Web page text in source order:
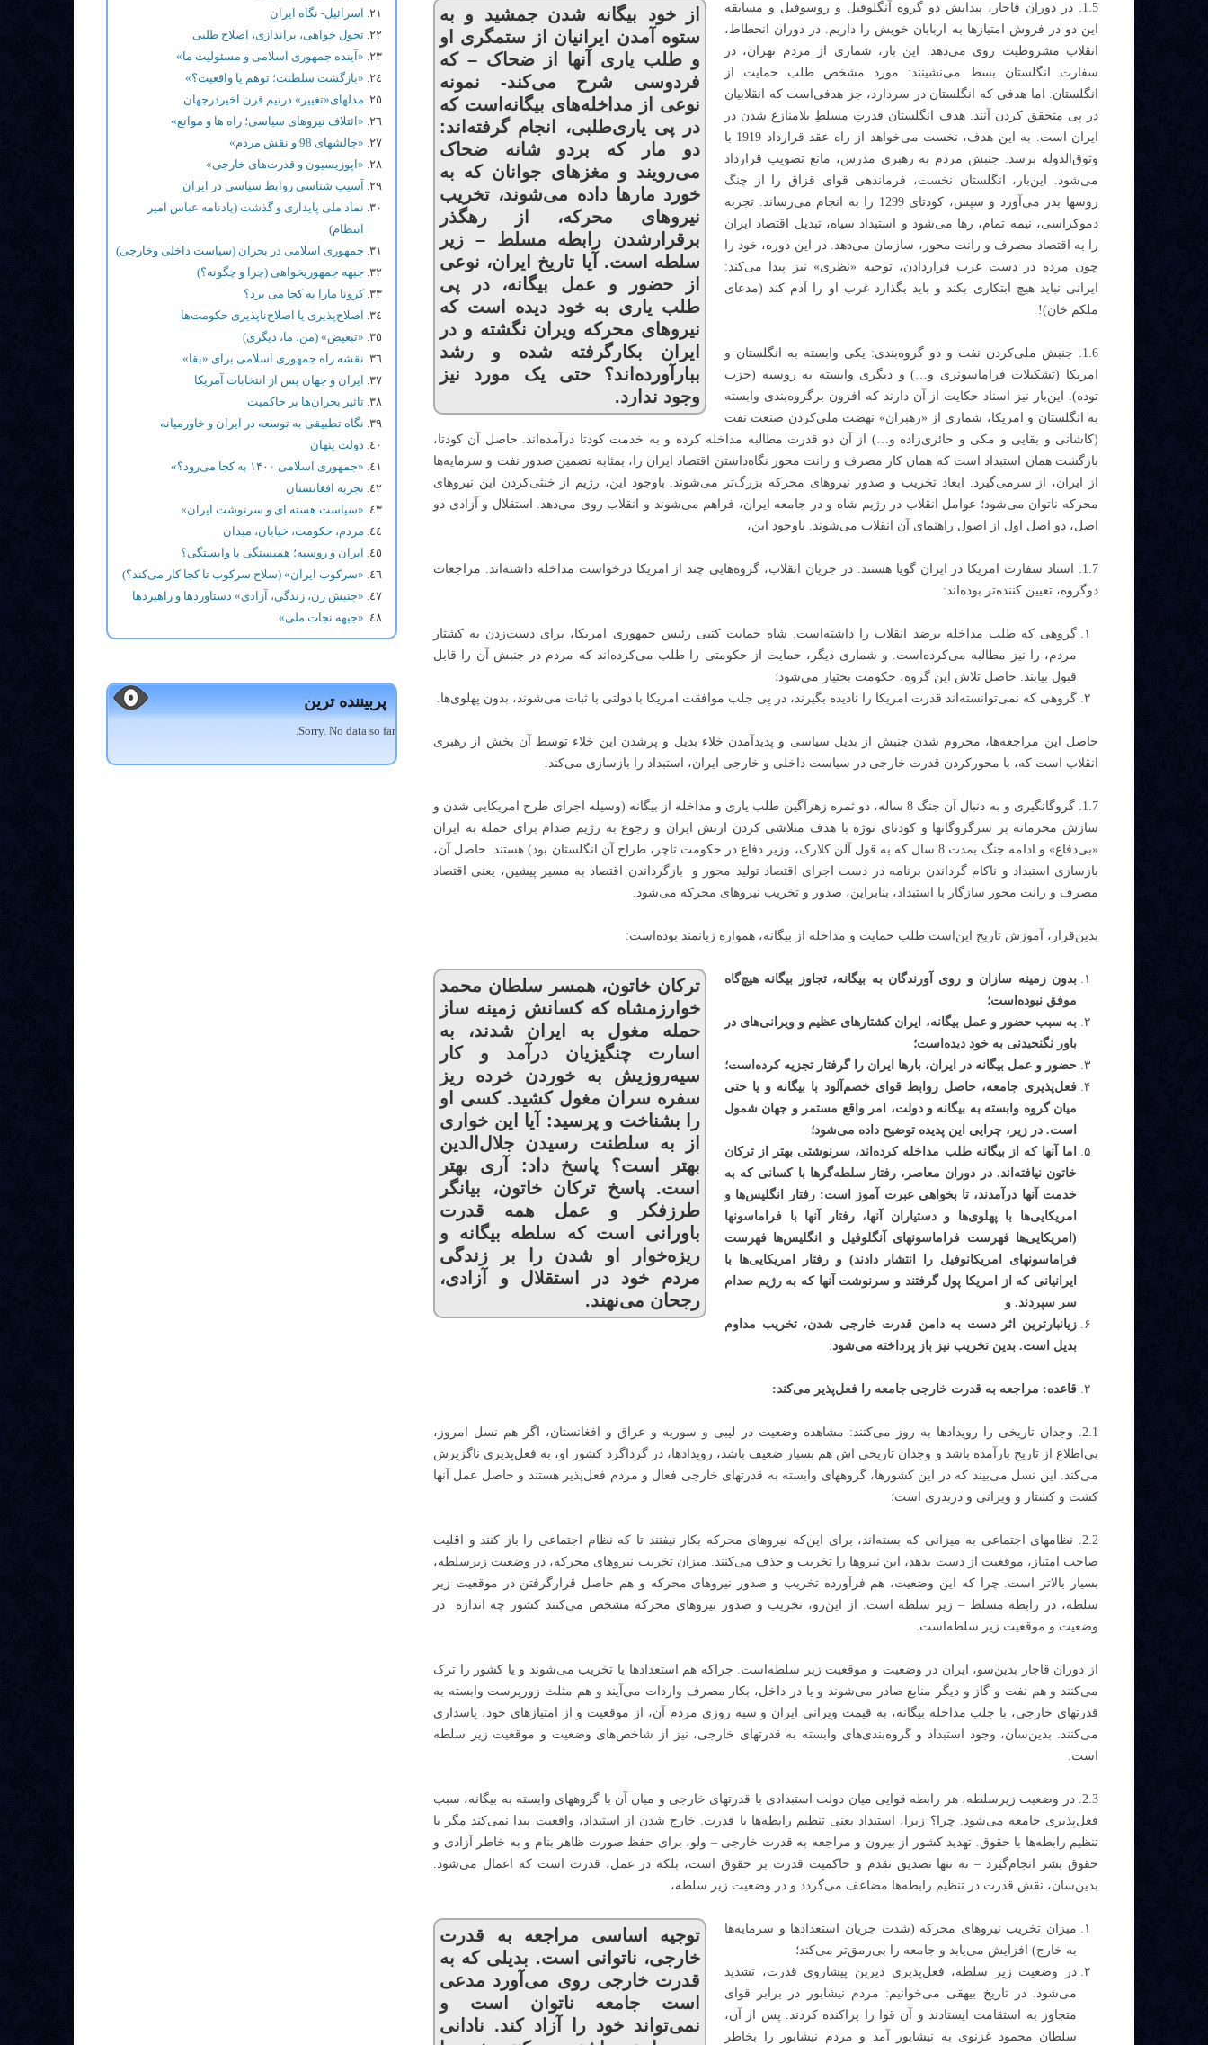
از خود بیگانه شدن جمشید و به
ستوه آمدن ایرانیان از ستمگری او
و طلب یاری آنها از ضحاک – که
فردوسی شرح می‌کند- نمونه
نوعی از مداخله‌های بیگانه‌است که
در پی یاری‌طلبی، انجام گرفته‌اند:
دو مار که بردو شانه ضحاک
می‌رویند و مغزهای جوانان که به
خورد مارها داده می‌شوند، تخریب
نیروهای محرکه، از رهگذر
برقرارشدن رابطه مسلط – زیر
سلطه است. آیا تاریخ ایران، نوعی
از حضور و عمل بیگانه، در پی
طلب یاری به خود دیده‌ است که
نیروهای محرکه ویران نگشته و در
ایران بکارگرفته شده و رشد
ببارآورده‌اند؟ حتی یک مورد نیز
وجود ندارد.
1.5. در دوران قاجار، پیدایش دو گروه آنگلوفیل و روسوفیل و مسابقه
این دو در فروش امتیازها به اربابان خویش را داریم. در دوران انحطاط،
انقلاب مشروطیت روی می‌دهد. این بار، شماری از مردم تهران، در
سفارت انگلستان بسط می‌نشینند: مورد مشخص طلب حمایت از
انگلستان. اما هدفی که انگلستان در سردارد، جز هدفی‌است که انقلابیان
در پی متحقق کردن آنند. هدف انگلستان قدرتِ مسلطِ بلامنازع شدن در
ایران است. به این هدف، نخست می‌خواهد از راه عقد قرارداد 1919 با
وثوق‌الدوله برسد. جنبش مردم به رهبری مدرس، مانع تصویب قرارداد
می‌شود. این‌بار، انگلستان نخست، فرماندهی قوای قزاق را از چنگ
روسها بدر می‌‎آورد و سپس، کودتای 1299 را به انجام می‌رساند. تجربه
دموکراسی، نیمه تمام، رها می‌شود و استبداد سیاه، تبدیل اقتصاد ایران
را به اقتصاد مصرف و رانت محور، سازمان می‌دهد. در این دوره، خود را
چون مرده در دست غرب قراردادن، توجیه «نظری» نیز پیدا می‌کند:
ایرانی نباید هیچ ابتکاری بکند و باید بگذارد غرب او را آدم کند (مدعای
ملکم خان)!
1.6. جنبش ملی‌کردن نفت و دو گروه‌بندی: یکی وابسته به انگلستان و
امریکا (تشکیلات فراماسونری و…) و دیگری وابسته به روسیه (حزب
توده). این‌بار نیز اسناد حکایت از آن دارند که افزون برگروه‌بندی وابسته
به انگلستان و امریکا، شماری از «رهبران» نهضت ملی‌کردن صنعت نفت
(کاشانی و بقایی و مکی و حائری‌زاده و…) از آن دو قدرت مطالبه مداخله کرده و به خدمت کودتا درآمده‌اند. حاصل آن کودتا،
بازگشت همان استبداد است که همان کار مصرف و رانت محور نگاه‌داشتن اقتصاد ایران را، بمثابه تضمین صدور نفت و سرمایه‌ها
از ایران، از سرمی‌گیرد. ابعاد تخریب و صدور نیروهای محرکه بزرگ‌تر می‌شوند. باوجود این، رﮊیم از خنثی‌کردن این نیروهای
محرکه ناتوان می‌شود؛ عوامل انقلاب در رﮊیم شاه و در جامعه ایران، فراهم می‌شوند و انقلاب روی می‌دهد. استقلال و آزادی دو
اصل، دو اصل اول از اصول راهنمای آن انقلاب می‌شوند. باوجود این،
1.7. اسناد سفارت امریکا در ایران گویا هستند: در جریان انقلاب، گروه‌هایی چند از امریکا درخواست مداخله داشته‌اند. مراجعات
دوگروه، تعیین کننده‌تر بوده‌اند:
گروهی که طلب مداخله برضد انقلاب را داشته‌است. شاه حمایت کتبی رئیس جمهوری امریکا، برای دست‌زدن به کشتار
مردم، را نیز مطالبه می‌کرده‌است. و شماری دیگر، حمایت از حکومتی را طلب می‌کرده‌اند که مردم در جنبش آن را قابل
قبول بیابند. حاصل تلاش این گروه، حکومت بختیار می‌شود؛
گروهی که نمی‌توانسته‌اند قدرت امریکا را نادیده بگیرند، در پی جلب موافقت امریکا با دولتی با ثبات می‌شوند، بدون پهلوی‌ها.
حاصل این مراجعه‌ها، محروم شدن جنبش از بدیل سیاسی و پدیدآمدن خلاء بدیل و پرشدن این خلاء توسط آن بخش از رهبری
انقلاب است که، با محورکردن قدرت خارجی در سیاست داخلی و خارجی ایران، استبداد را بازسازی می‌کند.
1.7. گروگانگیری و به دنبال آن جنگ 8 ساله، دو ثمره زهرآگین طلب یاری و مداخله از بیگانه (وسیله اجرای طرح امریکایی شدن و
سازش محرمانه بر سرگروگانها و کودتای نوژه با هدف متلاشی کردن ارتش ایران و رجوع به رﮊیم صدام برای حمله به ایران
«بی‌دفاع» و ادامه جنگ بمدت 8 سال که به قول آلن کلارک، وزیر دفاع در حکومت تاچر، طراح آن انگلستان بود) هستند. حاصل آن،
بازسازی استبداد و ناکام گرداندن برنامه در دست اجرای اقتصاد تولید محور و بازگرداندن اقتصاد به مسیر پیشین، یعنی اقتصاد
مصرف و رانت محور سازگار با استبداد، بنابراین، صدور و تخریب نیروهای محرکه می‌شود.
بدین‌قرار، آموزش تاریخ این‌است طلب حمایت و مداخله از بیگانه، همواره زیانمند بوده‌است:
ترکان خاتون، همسر سلطان محمد
خوارزمشاه که کسانش زمینه ساز
حمله مغول به ایران شدند، به
اسارت چنگیزیان درآمد و کار
سیه‌روزیش به خوردن خرده ریز
سفره سران مغول کشید. کسی او
را بشناخت و پرسید: آیا این خواری
از به سلطنت رسیدن جلال‌الدین
بهتر است؟ پاسخ داد: آری بهتر
است. پاسخ ترکان خاتون، بیانگر
طرزفکر و عمل همه قدرت
باورانی است که سلطه بیگانه و
ریزه‌خوار او شدن را بر زندگی
مردم خود در استقلال و آزادی،
رجحان می‌نهند.
بدون زمینه سازان و روی ورندگان به بیگانه، تجاوز بیگانه هیچ‌گاه
موفق نبوده‌است؛
به سبب حضور و عمل بیگانه، ایران کشتارهای عظیم و ویرانی‌های در
باور نگنجیدنی به خود دیده‌است؛
حضور و عمل بیگانه در ایران، بارها ایران را گرفتار تجزیه کرده‌است؛
فعل‌پذیری جامعه، حاصل روابط قوای خصم‌آلود با بیگانه و یا حتی
میان گروه وابسته به بیگانه و دولت، امر واقع مستمر و جهان شمول
است. در زیر، چرایی این پدیده توضیح داده می‌شود؛
اما آنها که از بیگانه طلب مداخله کرده‌اند، سرنوشتی بهتر از ترکان
خاتون نیافته‌اند. در دوران معاصر، رفتار سلطه‌گرها با کسانی که به
خدمت آنها درآمدند، تا بخواهی عبرت آموز است: رفتار انگلیس‌ها و
امریکایی‌ها با پهلوی‌ها و دستیاران آنها، رفتار آنها با فراماسونها
(امریکایی‌ها فهرست فراماسونهای آنگلوفیل و انگلیس‌ها فهرست
فراماسونهای امریکانوفیل را انتشار دادند) و رفتار امریکایی‌ها با
ایرانیانی که از امریکا پول گرفتند و سرنوشت آنها که به رﮊیم صدام
سر سپردند. و
زیانبارترین اثر دست به دامن قدرت خارجی شدن، تخریب مداوم
بدیل است. بدین تخریب نیز باز پرداخته می‌شود:
قاعده: مراجعه به قدرت خارجی جامعه را فعل‌پذیر می‌کند:
2.1. وجدان تاریخی را رویدادها به روز می‌کنند: مشاهده وضعیت در لیبی و سوریه و عراق و افغانستان، اگر هم نسل امروز،
بی‌اطلاع از تاریخ بارآمده باشد و وجدان تاریخی اش هم بسیار ضعیف باشد، رویدادها، در گرداگرد کشور او، به فعل‌پذیری ناگزیرش
می‌‌کند. این نسل می‌بیند که در این کشورها، گروههای وابسته به قدرتهای خارجی فعال و مردم فعل‌پذیر هستند و حاصل عمل آنها
کشت و کشتار و ویرانی و دربدری است؛
2.2. نظامهای اجتماعی به میزانی که بسته‌اند، برای این‌که نیروهای محرکه بکار نیفتند تا که نظام اجتماعی را باز کنند و اقلیت
صاحب امتیاز، موقعیت از دست بدهد، این نیروها را تخریب و حذف می‌کنند. میزان تخریب نیروهای محرکه، در وضعیت زیرسلطه،
بسیار بالاتر است. چرا که این وضعیت، هم فرآورده تخریب و صدور نیروهای محرکه و هم حاصل قرارگرفتن در موقعیت زیر
سلطه، در رابطه مسلط – زیر سلطه است. از این‌رو، تخریب و صدور نیروهای محرکه مشخص می‌کنند کشور چه اندازه در
وضعیت و موقعیت زیر سلطه‌است.
از دوران قاجار بدین‌سو، ایران در وضعیت و موقعیت زیر سلطه‌است. چراکه هم استعدادها یا تخریب می‌شوند و یا کشور را ترک
می‌کنند و هم نفت و گاز و دیگر منابع صادر می‌شوند و یا در داخل، بکار مصرف واردات می‌آیند و هم مثلث زورپرست وابسته به
قدرتهای خارجی، با جلب مداخله بیگانه، به قیمت ویرانی ایران و سیه روزی مردم آن، از موقعیت و از امتیازهای خود، پاسداری
می‌کنند. بدین‌سان، وجود استبداد و گروه‌بندی‌های وابسته به قدرتهای خارجی، نیز از شاخص‌های وضعیت و موقعیت زیر سلطه
است.
2.3. در وضعیت زیرسلطه، هر رابطه قوایی میان دولت استبدادی با قدرتهای خارجی و میان آن با گروههای وابسته به بیگانه، سبب
فعل‌پذیری جامعه می‌شود. چرا؟ زیرا، استبداد یعنی تنظیم رابطه‌ها با قدرت. خارج شدن از استبداد، واقعیت پیدا نمی‌کند مگر با
تنظیم رابطه‌ها با حقوق. تهدید کشور از بیرون و مراجعه به قدرت خارجی – ولو، برای حفظ صورت ظاهر بنام و به خاطر آزادی و
حقوق بشر انجام‌‌گیرد – نه تنها تصدیق تقدم و حاکمیت قدرت بر حقوق است، بلکه در عمل، قدرت است که اعمال می‌شود.
بدین‌سان، نقش قدرت در تنظیم رابطه‌ها مضاعف می‌گردد و در وضعیت زیر سلطه،
توجیه اساسی مراجعه به قدرت
خارجی، ناتوانی است. بدیلی که به
قدرت خارجی روی می‌آورد مدعی
است جامعه ناتوان است و
نمی‌تواند خود را آزاد کند. نادانی
میزان تخریب نیروهای محرکه (شدت جریان استعدادها و سرمایه‌ها
به خارج) افزایش می‌یابد و جامعه را بی‌رمق‌تر می‌کند؛
در وضعیت زیر سلطه، فعل‌پذیری دیرین پیشاروی قدرت، تشدید
می‌شود. در تاریخ بیهقی می‌خوانیم: مردم نیشابور در برابر قوای
متجاوز به استقامت ایستادند و آن قوا را پراکنده کردند. پس از آن،
سلطان محمود غزنوی به نیشابور آمد و مردم نیشابور را بخاطر
اسرائیل- نگاه ایران
تحول خواهی، براندازی، اصلاح طلبی
«آینده جمهوری اسلامی و مسئولیت ما»
«بازگشت سلطنت؛ توهم یا واقعیت؟»
مدلهای«تغییر» درنیم قرن اخیردرجهان
«ائتلاف نیروهای سیاسی؛ راه ها و موانع»
«چالشهای 98 و نقش مردم»
«اپوزیسیون و قدرت‌های خارجی»
آسیب شناسی روابط سیاسی در ایران
نماد ملی پایداری و گذشت (یادنامه عباس امیر
انتظام)
جمهوری اسلامی در بحران (سیاست داخلی وخارجی)
جبهه جمهوریخواهی (چرا و چگونه؟)
کرونا مارا به کجا می برد؟
اصلاح‌پذیری یا اصلاح‌ناپذیری حکومت‌ها
«تبعیض» (من، ما، دیگری)
نقشه راه جمهوری اسلامی برای «بقا»
ایران و جهان پس از انتخابات آمریکا
تاثیر بحران‌ها بر حاکمیت
نگاه تطبیقی به توسعه در ایران و خاورمیانه
دولت پنهان
«جمهوری اسلامی ۱۴۰۰ به کجا می‌رود؟»
تجربه افغانستان
«سیاست هسته ای و سرنوشت ایران»
مردم، حکومت، خیابان، میدان
ایران و روسیه؛ همبستگی یا وابستگی؟
«سرکوب ایران» (سلاح سرکوب تا کجا کار می‌کند؟)
«جنبش زن، زندگی، آزادی» دستاوردها و راهبردها
«جبهه نجات ملی»
پربیننده ترین
Sorry. No data so far.